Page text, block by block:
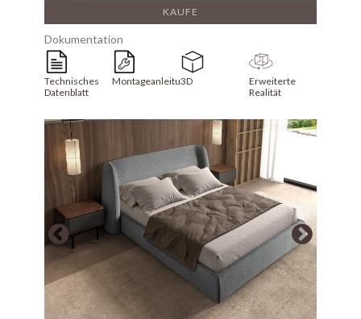
KAUFE
Dokumentation
Technisches
Datenblatt
Montageanleitung
3D
Erweiterte
Realität
Array